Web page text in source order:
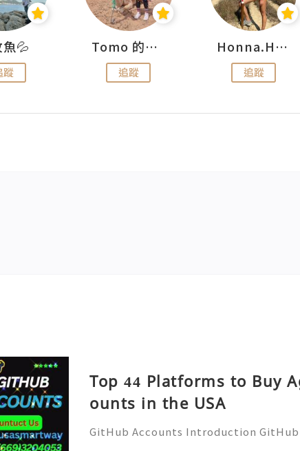
💦
蹤
Tomo 的快樂宇宙
追蹤
Honna.H 出走
追蹤
Top 44 Platforms to Buy
ounts in the USA
GitHub Accounts Introduction